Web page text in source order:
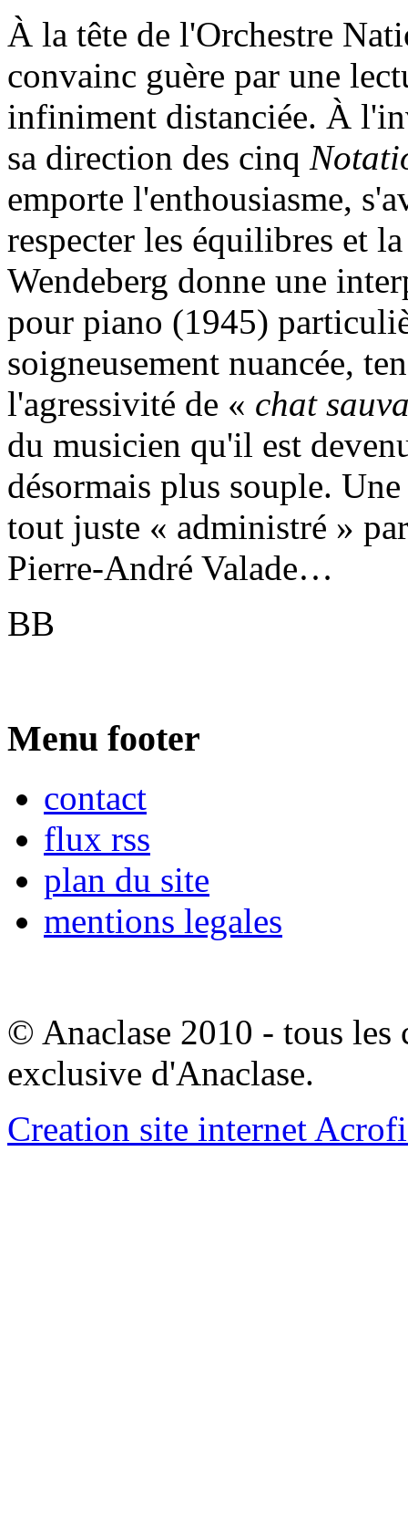
À la tête de l'Orchestre
convainc guère par une
infiniment distanciée. À
sa direction des cinq
emporte l'enthousiasme,
respecter les équilibres et
Wendeberg donne une
pour piano (1945)
soigneusement nuancée,
l'agressivité de « chat
du musicien qu'il est
désormais plus souple.
tout juste « administré »
Pierre-André Valade…
BB
Menu footer
contact
flux rss
plan du site
mentions legales
© Anaclase 2010 - tous les
exclusive d'Anaclase.
Creation site internet